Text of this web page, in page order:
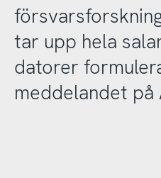
tar upp hela
datorer
meddelandet på